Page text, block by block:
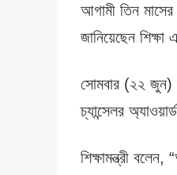
আগামী তিন
জানিয়েছেন
সোমবার (২২ জুন)
চ্যান্সেলর
শিক্ষামন্ত্রী